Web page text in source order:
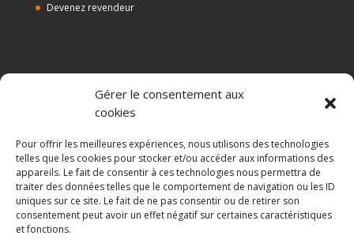
Gérer le consentement aux
cookies
Pour offrir les meilleures expériences, nous utilisons des technologies
telles que les cookies pour stocker et/ou accéder aux informations des
appareils. Le fait de consentir à ces technologies nous permettra de
traiter des données telles que le comportement de navigation ou les ID
uniques sur ce site. Le fait de ne pas consentir ou de retirer son
consentement peut avoir un effet négatif sur certaines caractéristiques
et fonctions.
Devenez revendeur
ALMA BIO DISTRIBUTION
Depuis 2008, Alma Bio Distribution commercialise des
naturels. Nous sélectionnons des marques répondant aux plus
hauts standards de qualité en terme de production, aux
besoins et exigences des consommateurs. Nous distribuons :
le planta prostate Alma Bio, le silicium organique G5 des
laboratoires LLR-G5, le maquillage professionnelle puroBIO
Cosmetics et BioKap, proposant colorations et soins des
cheveux . Depuis nos entrepôts situés à Hyères dans le Var,